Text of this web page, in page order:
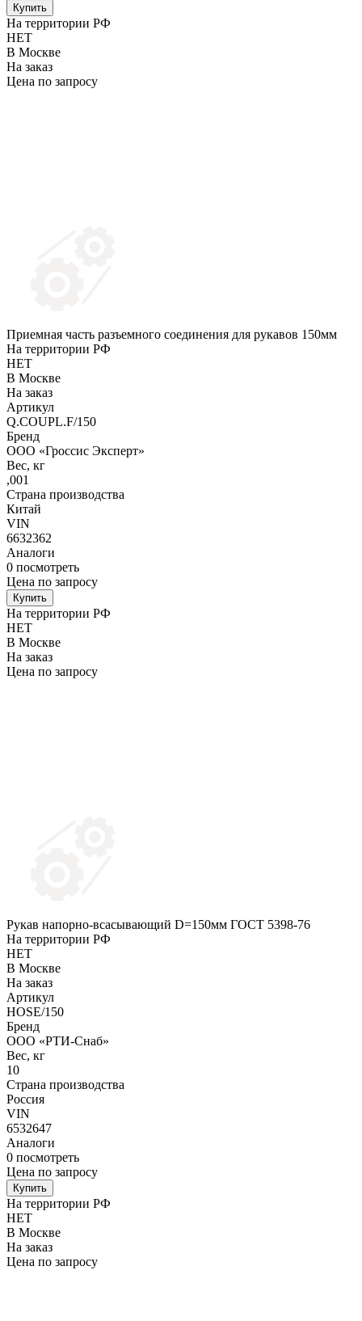
Купить
На территории РФ
НЕТ
В Москве
На заказ
Цена по запросу
Приемная часть разъемного соединения для рукавов 150мм
На территории РФ
НЕТ
В Москве
На заказ
Артикул
Q.COUPL.F/150
Бренд
ООО «Гроссис Эксперт»
Вес, кг
,001
Страна производства
Китай
VIN
6632362
Аналоги
0 посмотреть
Цена по запросу
Купить
На территории РФ
НЕТ
В Москве
На заказ
Цена по запросу
Рукав напорно-всасывающий D=150мм ГОСТ 5398-76
На территории РФ
НЕТ
В Москве
На заказ
Артикул
HOSE/150
Бренд
ООО «РТИ-Снаб»
Вес, кг
10
Страна производства
Россия
VIN
6532647
Аналоги
0 посмотреть
Цена по запросу
Купить
На территории РФ
НЕТ
В Москве
На заказ
Цена по запросу